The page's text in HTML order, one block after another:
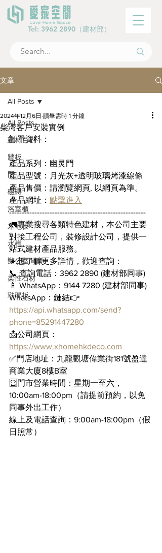
Tel: 3962 2890 （建材部）
文章
All Posts
建材百科
牆板
門
磁磚
浴室櫃
木地板
水槽
辦公室間房
柔性石材
琺瑯板
All Posts
柴湾客戶安裝實例
2024年12月6日 讀畢需時 1 分鐘
訂單資料：
產品系列：幽灵門
產品型號：月光灰+透明玻璃烤漆線條
產品售價：請瀏覽網頁, 以網頁為準。
產品網址： 點擊進入
------------------------------------------------------
🚛專業搜尋各類特色建材，本公司主要
對接工程公司，裝修設計公司，提供一
站式建材產品服務。
🔸想了解更多詳情，歡迎查詢：
📞 查詢電話：3962 2890 (建材部同事)
📱 WhatsApp：9144 7280 (建材部同事)
WhatsApp：鏈結👉
https://api.whatsapp.com/send?
phone=85291447280
📩公司網頁：
https://www.xhomehkdeco.com
✅門店地址：九龍觀塘偉業街181號盈達
商業大廈8樓B室
🈺門市營業時間：星期一至六，
10:00am-18:00pm（請提前預約，以免
同事外出工作）
線上及電話查詢：9:00am-18:00pm（假
日照常）